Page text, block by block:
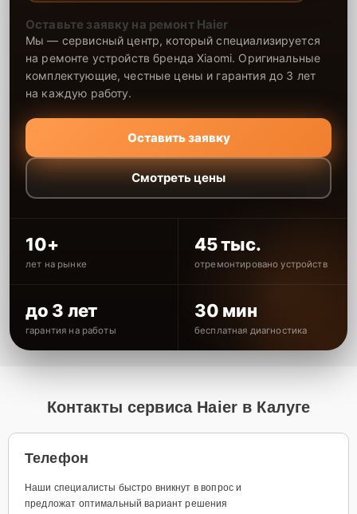
Оставьте заявку на ремонт Haier
Мы — сервисный центр, который специализируется
на ремонте устройств бренда Xiaomi. Оригинальные
комплектующие, честные цены и гарантия до 3 лет
на каждую работу.
Оставить заявку
Смотреть цены
10+
лет на рынке
45 тыс.
отремонтировано устройств
до 3 лет
гарантия на работы
30 мин
бесплатная диагностика
Контакты сервиса Haier в Калуге
Телефон
Наши специалисты быстро вникнут в вопрос и
предложат оптимальный вариант решения